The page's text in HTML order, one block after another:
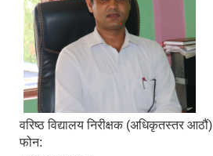
वरिष्ठ विद्यालय निरीक्षक (अधिकृतस्तर आठौं)
फोन: